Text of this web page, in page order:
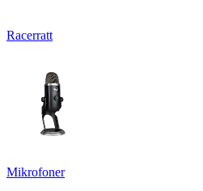
Racerratt
Mikrofoner